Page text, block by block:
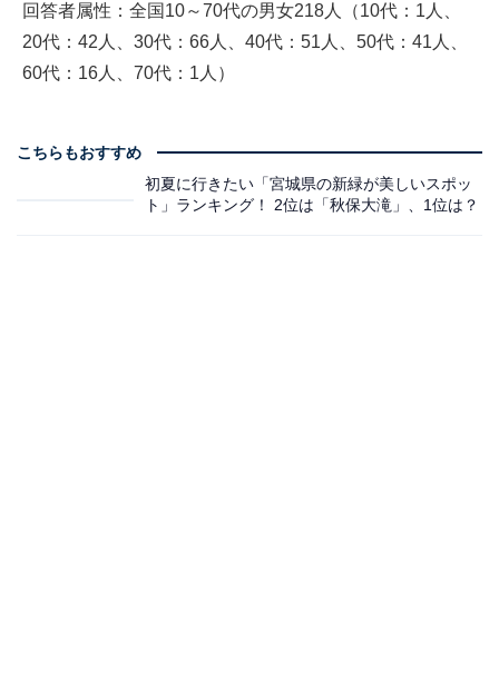
回答者属性：全国10～70代の男女218人（10代：1人、
20代：42人、30代：66人、40代：51人、50代：41人、
60代：16人、70代：1人）
こちらもおすすめ
初夏に行きたい「宮城県の新緑が美しいスポッ
ト」ランキング！ 2位は「秋保大滝」、1位は？